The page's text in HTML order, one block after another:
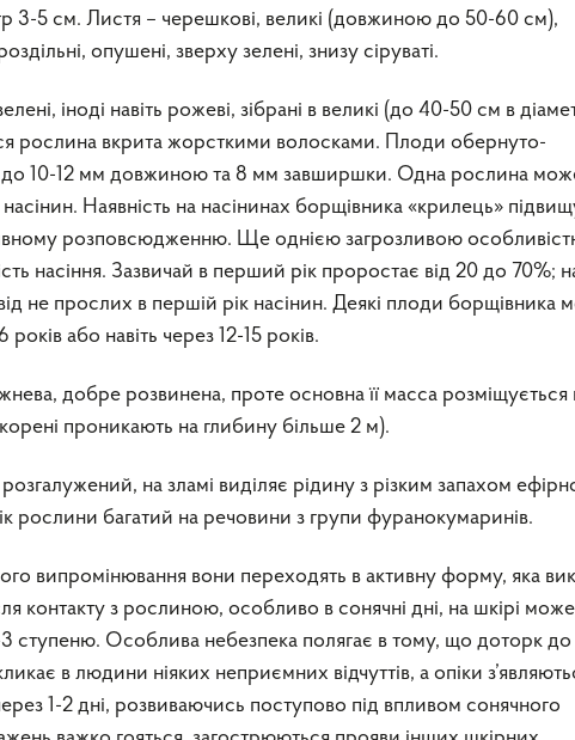
3-5 см. Листя – черешкові, великі (довжиною до 50-60 см),
опушені, зверху зелені, знизу сіруваті.
іноді навіть рожеві, зібрані в великі (до 40-50 см в
рослина вкрита жорсткими волосками. Плоди обернуто-
до 10-12 мм довжиною та 8 мм завширшки. Одна рослина
Наявність на насінинах борщівника «крилець»
розповсюдженню. Ще однією загрозливою
насіння. Зазвичай в перший рік проростає від 20 до 70%;
не прослих в першій рік насінин. Деякі плоди борщівника
або навіть через 12-15 років.
добре розвинена, проте основна її масса розміщується
проникають на глибину більше 2 м).
на зламі виділяє рідину з різким запахом
рослини багатий на речовини з групи фуранокумаринів.
випромінювання вони переходять в активну форму, яка
контакту з рослиною, особливо в сонячні дні, на шкірі може
3 ступеню. Особлива небезпека полягає в тому, що доторк до
в людини ніяких неприємних відчуттів, а опіки
1-2 дні, розвиваючись поступово під впливом сонячного